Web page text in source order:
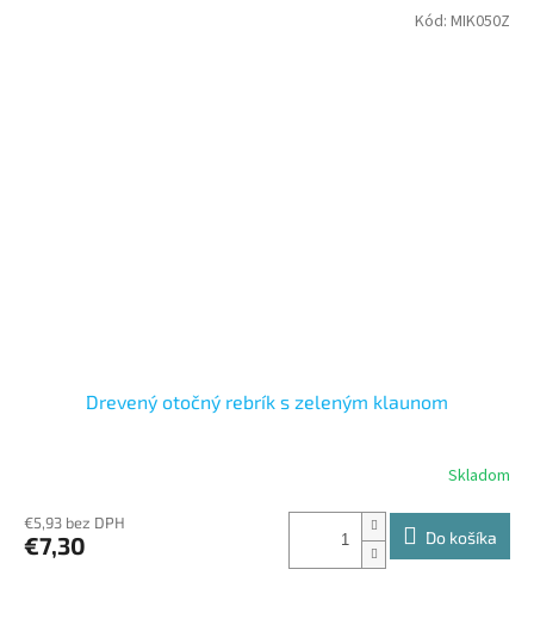
Drevený otočný rebrík s zeleným klaunom
Skladom
€5,93 bez DPH
€7,30 Do košíka
Kód: MIK050Z